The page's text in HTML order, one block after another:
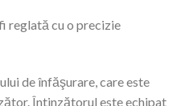
reglată cu o precizie
de înfăşurare, care este
Întinzătorul este echipat